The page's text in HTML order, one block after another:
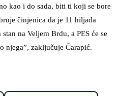
kao i do sada, biti ti koji se bore
činjenica da je 11 hiljada
na Veljem Brdu, a PES će se
njega”, zaključuje Čarapić.